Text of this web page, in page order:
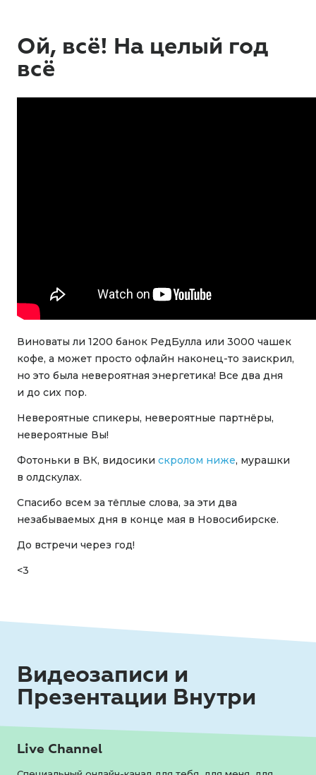
Ой, всё! На целый год
всё
Виноваты ли 1200 банок РедБулла или 3000 чашек
кофе, а может просто офлайн наконец-то заискрил,
но это была невероятная энергетика! Все два дня
и до сих пор.
Невероятные спикеры, невероятные партнёры,
невероятные Вы!
Фотоньки в ВК, видосики скролом ниже, мурашки
в олдскулах.
Спасибо всем за тёплые слова, за эти два
незабываемых дня в конце мая в Новосибирске.
До встречи через год!
<3
Видеозаписи и
Презентации Внутри
Live Channel